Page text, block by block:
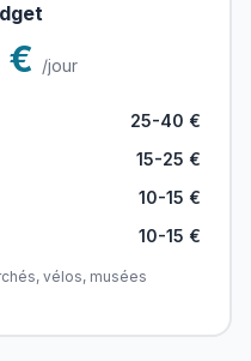
€ /jour
25-40 €
15-25 €
10-15 €
10-15 €
vélos, musées